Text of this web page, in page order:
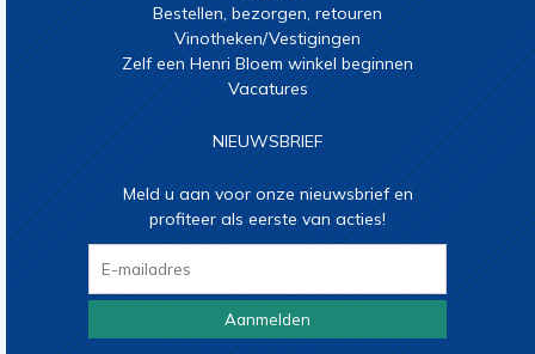
Bestellen, bezorgen, retouren
Vinotheken/Vestigingen
Zelf een Henri Bloem winkel beginnen
Vacatures
NIEUWSBRIEF
Meld u aan voor onze nieuwsbrief en
profiteer als eerste van acties!
Aanmelden